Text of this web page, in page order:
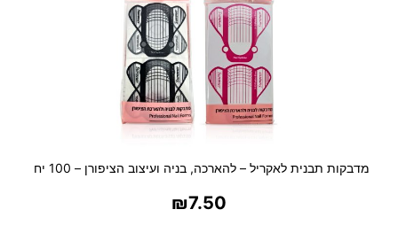
מדבקות תבנית לאקריל – להארכה, בניה ועיצוב הציפורן – 100 יח
₪7.50